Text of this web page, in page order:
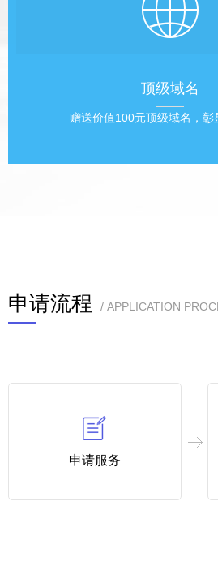
顶级域名
赠送价值100元顶级域名，彰
申请流程 / APPLICATION
申请服务